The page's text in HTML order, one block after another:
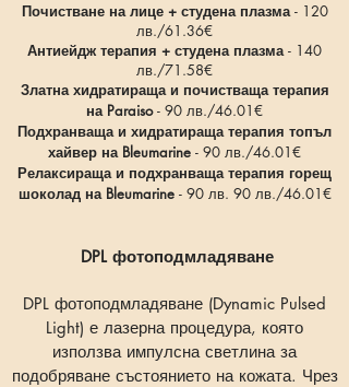
Почистване на лице + студена плазма- 120
лв./61.36€
Антиейдж терапия + студена плазма- 140
лв./71.58€
Златна хидратираща и почистваща терапия
на Paraiso- 90 лв.​/46.01€
Подхранваща и хидратираща терапия топъл
хайвер на Bleumarine - 90 лв./46.01€
Релаксираща и подхранваща терапия горещ
шоколад на Bleumarine- 90 лв. 90 лв./46.01€
DPL фотоподмладяване
DPL фотоподмладяване (Dynamic Pulsed
Light) е лазерна процедура, която
използва импулсна светлина за
подобряване състоянието на кожата. Чрез